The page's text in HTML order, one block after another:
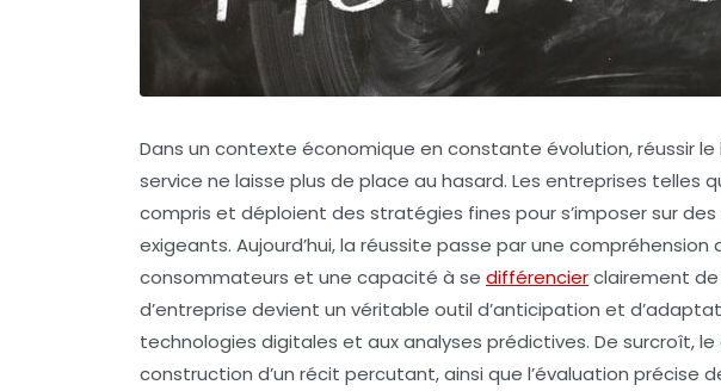
Dans un contexte économique en constante évolution, réussir
service ne laisse plus de place au hasard. Les entreprises telles
compris et déploient des stratégies fines pour s’imposer sur
exigeants. Aujourd’hui, la réussite passe par une
consommateurs et une capacité à se différencierclairement de
d’entreprise devient un véritable outil d’anticipation et
technologies digitales et aux analyses prédictives. De surcroît,
construction d’un récit percutant, ainsi que l’évaluation précise